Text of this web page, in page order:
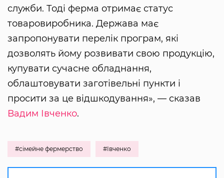
служби. Тоді ферма отримає статус
товаровиробника. Держава має
запропонувати перелік програм, які
дозволять йому розвивати свою продукцію,
купувати сучасне обладнання,
облаштовувати заготівельні пункти і
просити за це відшкодування», — сказав
Вадим Івченко.
#сімейне фермерство #Івченко